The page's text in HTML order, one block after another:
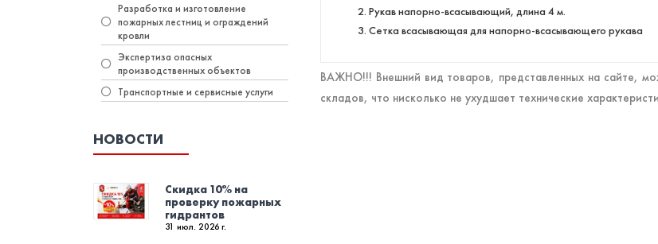
Разработка и изготовление
пожарных лестниц и ограждений
кровли
Экспертиза опасных
производственных объектов
Транспортные и сервисные услуги
НОВОСТИ
Скидка 10% на
проверку пожарных
гидрантов
31 июл. 2026 г.
Рукав напорно-всасывающий, длина 4 м.
Сетка всасывающая для напорно-всасывающего рукава
ВАЖНО!!! Внешний вид товаров, представленных на сайте,
складов, что нисколько не ухудшает технические